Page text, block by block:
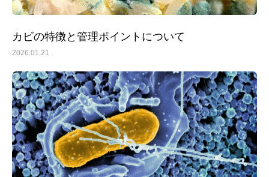
カビの特徴と管理ポイントについて
2026.01.21